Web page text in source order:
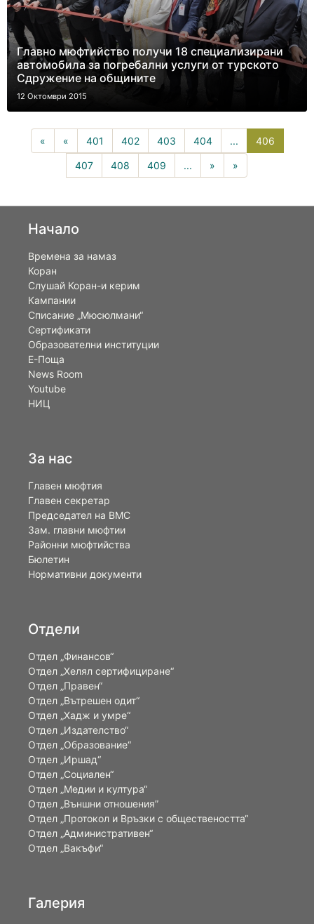
Главно мюфтийство получи 18 специализирани
автомобила за погребални услуги от турското
Сдружение на общините
12 Октомври 2015
« « 401 402 403 404 ... 406
407 408 409 ... » »
Начало
Времена за намаз
Коран
Слушай Коран-и керим
Кампании
Списание „Мюсюлмани“
Сертификати
Образователни институции
Е-Поща
News Room
Youtube
НИЦ
За нас
Главен мюфтия
Главен секретар
Председател на ВМС
Зам. главни мюфтии
Районни мюфтийства
Бюлетин
Нормативни документи
Отдели
Отдел „Финансов“
Отдел „Хелял сертифициране“
Отдел „Правен“
Отдел „Вътрешен одит“
Отдел „Хадж и умре“
Отдел „Издателство“
Отдел „Образование“
Отдел „Иршад“
Отдел „Социален“
Отдел „Медии и култура“
Отдел „Външни отношения”
Oтдел „Протокол и Връзки с обществеността“
Отдел „Административен“
Отдел „Вакъфи“
Галерия